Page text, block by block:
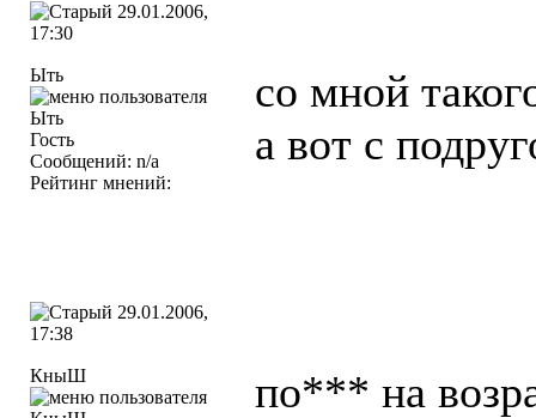
29.01.2006,
17:30
Ыть
Гость
Сообщений: n/a
Рейтинг мнений:
со мной
а вот с
29.01.2006,
17:38
КныШ
по*** на